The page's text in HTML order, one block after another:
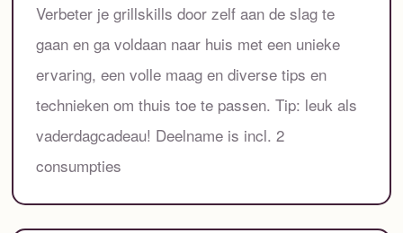
Verbeter je grillskills door zelf aan de slag te
gaan en ga voldaan naar huis met een unieke
ervaring, een volle maag en diverse tips en
technieken om thuis toe te passen. Tip: leuk als
vaderdagcadeau! Deelname is incl. 2
consumpties